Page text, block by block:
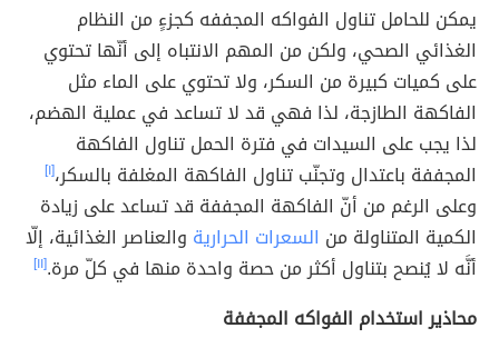
يمكن للحامل تناول الفواكه المجففه كجزءٍ من النظام
الغذائي الصحي، ولكن من المهم الانتباه إلى أنّها تحتوي
على كميات كبيرة من السكر، ولا تحتوي على الماء مثل
الفاكهة الطازجة، لذا فهي قد لا تساعد في عملية الهضم،
لذا يجب على السيدات في فترة الحمل تناول الفاكهة
المجففة باعتدال وتجنّب تناول الفاكهة المغلفة بالسكر،[١]
وعلى الرغم من أنّ الفاكهة المجففة قد تساعد على زيادة
الكمية المتناولة من السعرات الحرارية والعناصر الغذائية، إلّا
أنَّه لا يُنصح بتناول أكثر من حصة واحدة منها في كلّ مرة.[١١]
محاذير استخدام الفواكه المجففة